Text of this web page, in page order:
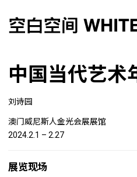
中国当代艺术
刘诗园
澳门威尼斯人金光会展展馆
2024.2.1 – 2.27
展览现场